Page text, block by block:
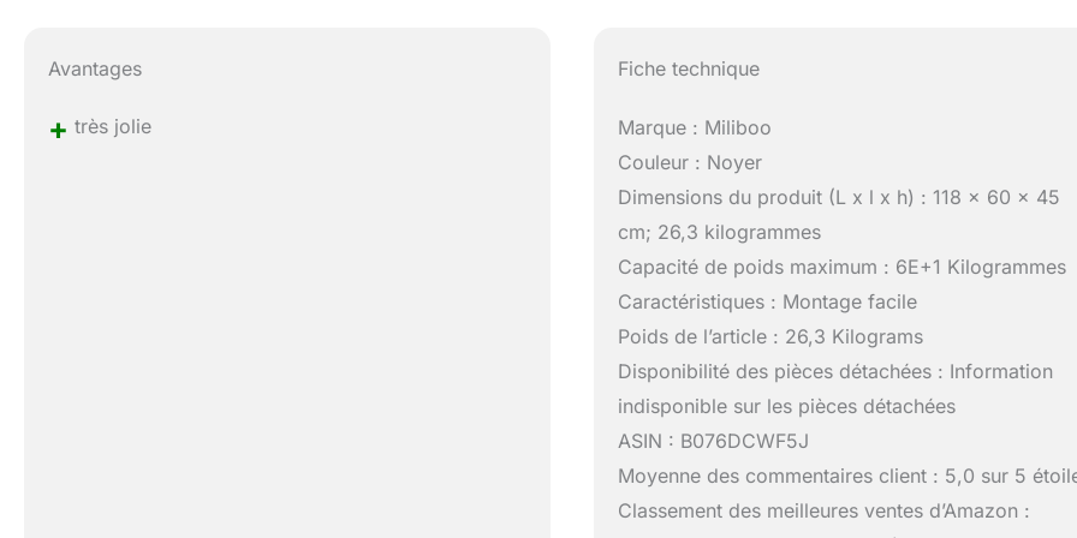
Avantages
+ très jolie
Fiche technique
Marque : Miliboo
Couleur : Noyer
Dimensions du produit (L x l x h) : 118 x 60 x 45
cm; 26,3 kilogrammes
Capacité de poids maximum : 6E+1 Kilogrammes
Caractéristiques : Montage facile
Poids de l’article : 26,3 Kilograms
Disponibilité des pièces détachées : Information
indisponible sur les pièces détachées
ASIN : B076DCWF5J
Moyenne des commentaires client : 5,0 sur 5
Classement des meilleures ventes d’Amazon :